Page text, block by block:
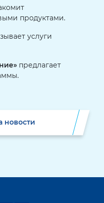
продуктами.
услуги
предлагает
новости